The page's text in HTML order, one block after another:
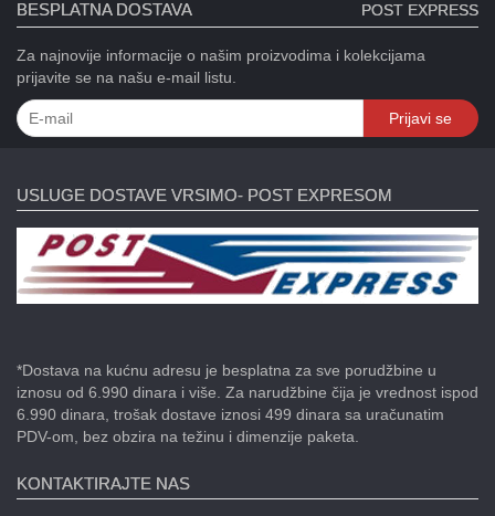
BESPLATNA DOSTAVA POST EXPRESS
Za najnovije informacije o našim proizvodima i kolekcijama
prijavite se na našu e-mail listu.
Prijavi se
USLUGE DOSTAVE VRSIMO- POST EXPRESOM
*Dostava na kućnu adresu je besplatna za sve porudžbine u
iznosu od 6.990 dinara i više. Za narudžbine čija je vrednost ispod
6.990 dinara, trošak dostave iznosi 499 dinara sa uračunatim
PDV-om, bez obzira na težinu i dimenzije paketa.
KONTAKTIRAJTE NAS